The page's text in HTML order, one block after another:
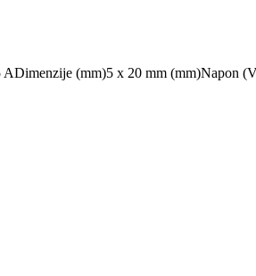
(mm)5 x 20 mm (mm)Napon